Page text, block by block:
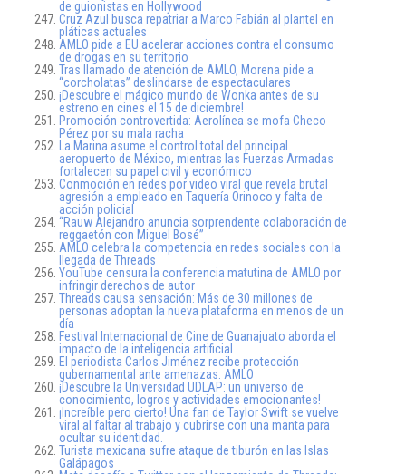
de guionistas en Hollywood
Cruz Azul busca repatriar a Marco Fabián al plantel en
pláticas actuales
AMLO pide a EU acelerar acciones contra el consumo
de drogas en su territorio
Tras llamado de atención de AMLO, Morena pide a
“corcholatas” deslindarse de espectaculares
¡Descubre el mágico mundo de Wonka antes de su
estreno en cines el 15 de diciembre!
Promoción controvertida: Aerolínea se mofa Checo
Pérez por su mala racha
La Marina asume el control total del principal
aeropuerto de México, mientras las Fuerzas Armadas
fortalecen su papel civil y económico
Conmoción en redes por video viral que revela brutal
agresión a empleado en Taquería Orinoco y falta de
acción policial
“Rauw Alejandro anuncia sorprendente colaboración de
reggaetón con Miguel Bosé”
AMLO celebra la competencia en redes sociales con la
llegada de Threads
YouTube censura la conferencia matutina de AMLO por
infringir derechos de autor
Threads causa sensación: Más de 30 millones de
personas adoptan la nueva plataforma en menos de un
día
Festival Internacional de Cine de Guanajuato aborda el
impacto de la inteligencia artificial
El periodista Carlos Jiménez recibe protección
gubernamental ante amenazas: AMLO
¡Descubre la Universidad UDLAP: un universo de
conocimiento, logros y actividades emocionantes!
¡Increíble pero cierto! Una fan de Taylor Swift se vuelve
viral al faltar al trabajo y cubrirse con una manta para
ocultar su identidad.
Turista mexicana sufre ataque de tiburón en las Islas
Galápagos